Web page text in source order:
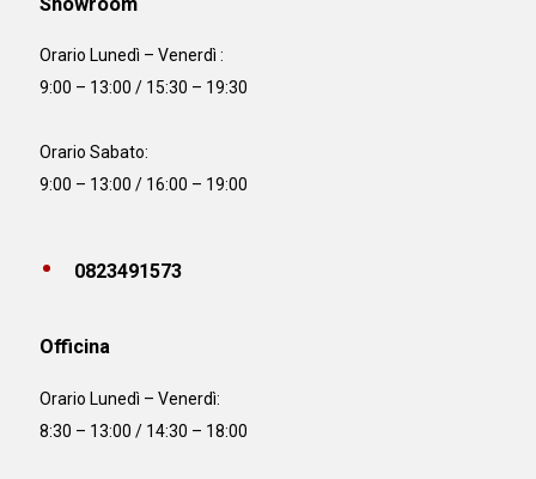
Orario Lunedì – Venerdì :
9:00 – 13:00 / 15:30 – 19:30
Orario Sabato:
9:00 – 13:00 / 16:00 – 19:00
0823491573
Officina
Orario Lunedì – Venerdì:
8:30 – 13:00 / 14:30 – 18:00